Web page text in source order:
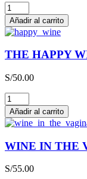
MISS
SCHMITT
LIEBFRAUMILCH
QBA
CAJA
x
cantidad
Añadir al carrito
THE HAPPY
S/50.00
THE
HAPPY
WINE
cantidad
Añadir al carrito
WINE IN THE
S/55.00